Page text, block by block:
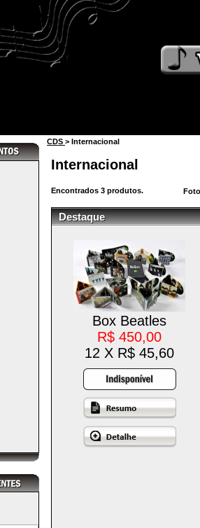
CDS > Internacional
Internacional
Encontrados 3 produtos.
Destaque
Box Beatles
R$ 450,00
12 X R$ 45,60